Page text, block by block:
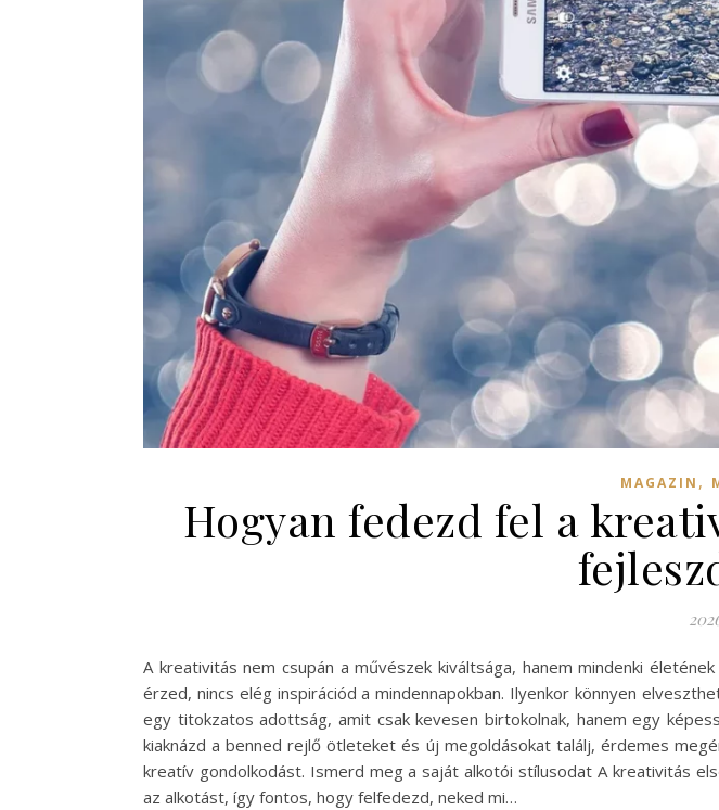
MAGAZIN ,
Hogyan fedezd fel a
A kreativitás nem csupán a művészek kiváltsága, hanem mindenki
érzed, nincs elég inspirációd a mindennapokban. Ilyenkor könnyen
egy titokzatos adottság, amit csak kevesen birtokolnak, hanem egy
kiaknázd a benned rejlő ötleteket és új megoldásokat találj, érdemes
kreatív gondolkodást. Ismerd meg a saját alkotói stílusodat A kreativitás
az alkotást, így fontos, hogy felfedezd, neked mi…